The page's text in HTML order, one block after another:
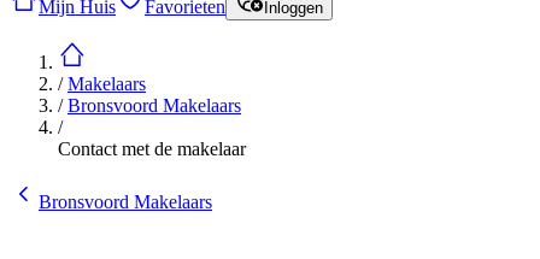
Mijn Huis Favorieten Inloggen
/Makelaars
/Bronsvoord Makelaars
/
Contact met de makelaar
Bronsvoord Makelaars